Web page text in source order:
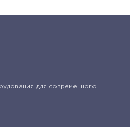
для современного